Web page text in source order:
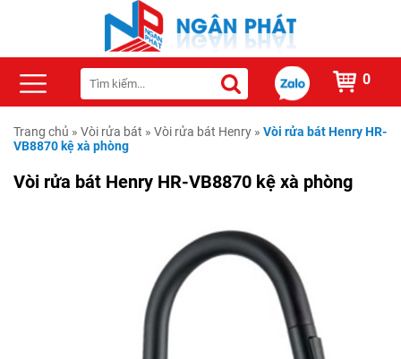
0
Trang chủ » Vòi rửa bát » Vòi rửa bát Henry » Vòi rửa bát Henry HR-
VB8870 kệ xà phòng
Vòi rửa bát Henry HR-VB8870 kệ xà phòng